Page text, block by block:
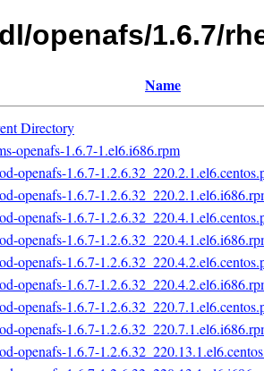
openafs/1.6.7/
Name
Directory
openafs-1.6.7-1.el6.i686.rpm
openafs-1.6.7-
openafs-1.6.7-
openafs-1.6.7-
openafs-1.6.7-
openafs-1.6.7-
openafs-1.6.7-
openafs-1.6.7-
openafs-1.6.7-
openafs-1.6.7-